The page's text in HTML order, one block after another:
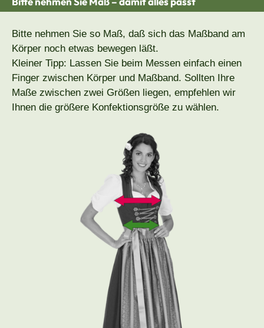
Bitte nehmen Sie so Maß, daß sich das Maßband am
Körper noch etwas bewegen läßt.
Kleiner Tipp: Lassen Sie beim Messen einfach einen
Finger zwischen Körper und Maßband. Sollten Ihre
Maße zwischen zwei Größen liegen, empfehlen wir
Ihnen die größere Konfektionsgröße zu wählen.